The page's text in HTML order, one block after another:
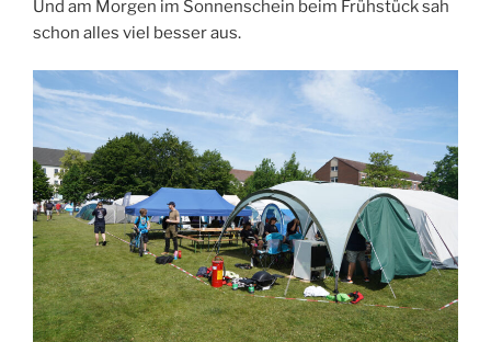
Und am Morgen im Sonnenschein beim Frühstück sah
schon alles viel besser aus.